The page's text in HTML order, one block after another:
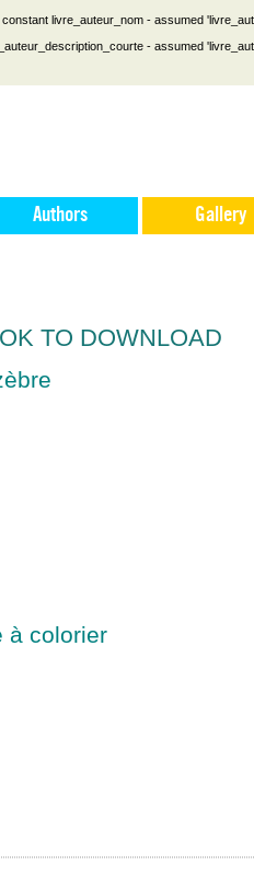
constant livre_auteur_nom - assumed
- assumed
Authors Gallery
TO DOWNLOAD
à colorier